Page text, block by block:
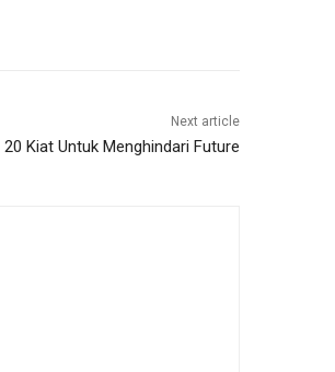
Next article
20 Kiat Untuk Menghindari Future